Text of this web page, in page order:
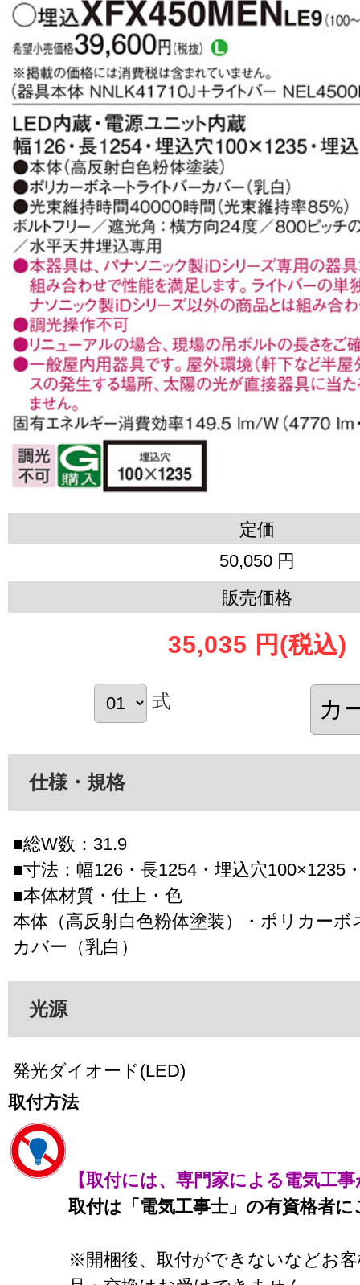
定価
50,050 円
販売価格
35,035 円 (税込)
式
仕様・規格
■総W数：31.9
■寸法：幅126・長1254・埋込穴100×1235
■本体材質・仕上・色
本体（高反射白色粉体塗装）・ポリカー
カバー（乳白）
光源
発光ダイオード(LED)
取付方法
【取付には、専門家による電気工
取付は「電気工事士」の有資格者
※開梱後、取付ができないなどお